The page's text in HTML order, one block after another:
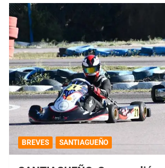
BREVES SANTIAGUEÑO